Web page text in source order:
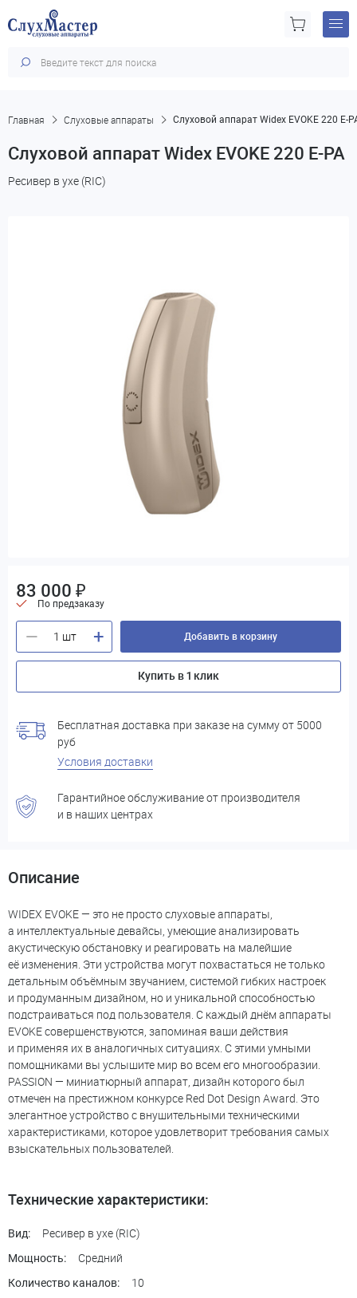
Главная Слуховые аппараты Слуховой аппарат Widex EVOKE 220 E-
Слуховой аппарат Widex EVOKE 220 E-PA
Ресивер в ухе (RIC)
83 000 ₽
По предзаказу
— + Добавить в корзину
Купить в 1 клик
Бесплатная доставка при заказе на сумму от 5000
руб
Условия доставки
Гарантийное обслуживание от производителя
и в наших центрах
Описание
WIDEX EVOKE — это не просто слуховые аппараты,
а интеллектуальные девайсы, умеющие анализировать
акустическую обстановку и реагировать на малейшие
её изменения. Эти устройства могут похвастаться не только
детальным объёмным звучанием, системой гибких настроек
и продуманным дизайном, но и уникальной способностью
подстраиваться под пользователя. С каждый днём аппараты
EVOKE совершенствуются, запоминая ваши действия
и применяя их в аналогичных ситуациях. С этими умными
помощниками вы услышите мир во всем его многообразии.
PASSION — миниатюрный аппарат, дизайн которого был
отмечен на престижном конкурсе Red Dot Design Award. Это
элегантное устройство с внушительными техническими
характеристиками, которое удовлетворит требования самых
взыскательных пользователей.
Технические характеристики:
Вид: Ресивер в ухе (RIC)
Мощность: Средний
Количество каналов: 10